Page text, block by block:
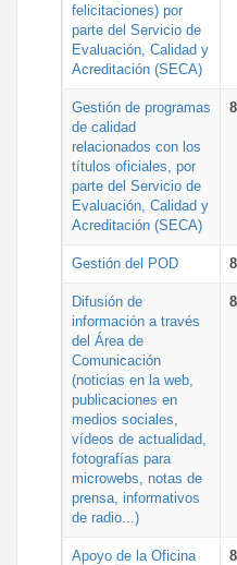
felicitaciones) por
parte del Servicio de
Evaluación, Calidad y
Acreditación (SECA)
Gestión de programas
de calidad
relacionados con los
títulos oficiales, por
parte del Servicio de
Evaluación, Calidad y
Acreditación (SECA)
Gestión del POD
Difusión de
información a través
del Área de
Comunicación
(noticias en la web,
publicaciones en
medios sociales,
vídeos de actualidad,
fotografías para
microwebs, notas de
prensa, informativos
de radio...)
Apoyo de la Oficina